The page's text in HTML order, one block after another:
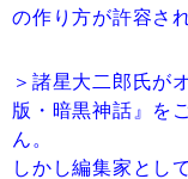
の作り方が許容さ
＞諸星大二郎氏が
版・暗黒神話』を
ん。
しかし編集家とし